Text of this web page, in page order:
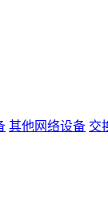
其他网络设备 交